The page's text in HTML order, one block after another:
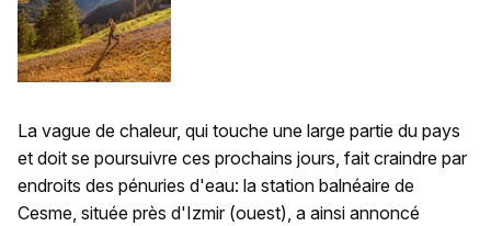
La vague de chaleur, qui touche une large partie du pays
et doit se poursuivre ces prochains jours, fait craindre par
endroits des pénuries d'eau: la station balnéaire de
Cesme, située près d'Izmir (ouest), a ainsi annoncé